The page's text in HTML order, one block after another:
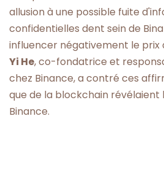
allusion à une possible fuite
confidentielles dent sein de
influencer négativement le prix
Yi He, co-fondatrice et
chez Binance, a contré ces
que de la blockchain
Binance.